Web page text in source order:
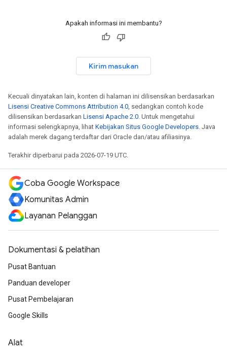
Apakah informasi ini membantu?
Kirim masukan
Kecuali dinyatakan lain, konten di halaman ini dilisensikan berdasarkan
Lisensi Creative Commons Attribution 4.0, sedangkan contoh kode
dilisensikan berdasarkan Lisensi Apache 2.0. Untuk mengetahui
informasi selengkapnya, lihat Kebijakan Situs Google Developers. Java
adalah merek dagang terdaftar dari Oracle dan/atau afiliasinya.
Terakhir diperbarui pada 2026-07-19 UTC.
Coba Google Workspace
Komunitas Admin
Layanan Pelanggan
Dokumentasi & pelatihan
Pusat Bantuan
Panduan developer
Pusat Pembelajaran
Google Skills
Alat